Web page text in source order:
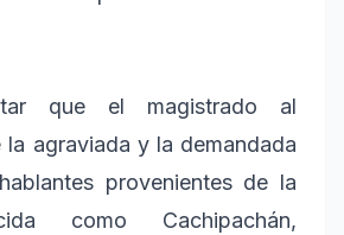
que el magistrado al
agraviada y la demandada
provenientes de la
como Cachipachán,